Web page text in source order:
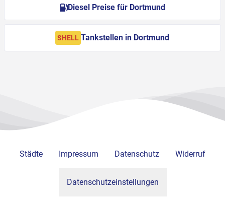
Diesel Preise für Dortmund
SHELL Tankstellen in Dortmund
Städte Impressum Datenschutz Widerruf
Datenschutzeinstellungen